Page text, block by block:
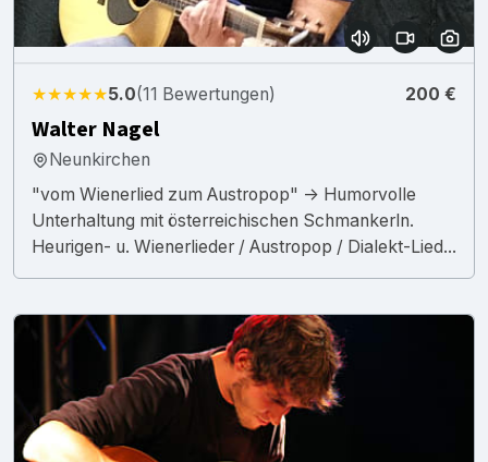
★★★★★5.0(11 Bewertungen) 200 €
Walter Nagel
Neunkirchen
"vom Wienerlied zum Austropop" -> Humorvolle
Unterhaltung mit österreichischen Schmankerln.
Heurigen- u. Wienerlieder / Austropop / Dialekt-Lied...